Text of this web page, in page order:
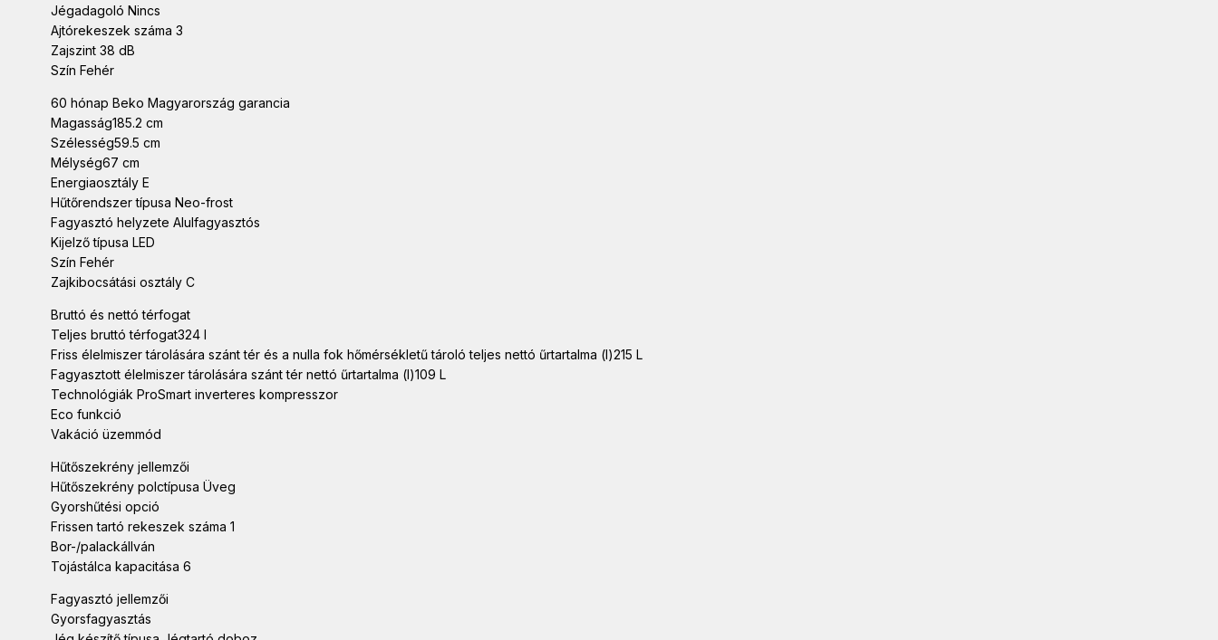
Jégadagoló Nincs
Ajtórekeszek száma 3
Zajszint 38 dB
Szín Fehér
60 hónap Beko Magyarország garancia
Magasság185.2 cm
Szélesség59.5 cm
Mélység67 cm
Energiaosztály E
Hűtőrendszer típusa Neo-frost
Fagyasztó helyzete Alulfagyasztós
Kijelző típusa LED
Szín Fehér
Zajkibocsátási osztály C
Bruttó és nettó térfogat
Teljes bruttó térfogat324 l
Friss élelmiszer tárolására szánt tér és a nulla fok hőmérsékletű tároló teljes nettó űrtartalma (l)215 L
Fagyasztott élelmiszer tárolására szánt tér nettó űrtartalma (l)109 L
Technológiák ProSmart inverteres kompresszor
Eco funkció
Vakáció üzemmód
Hűtőszekrény jellemzői
Hűtőszekrény polctípusa Üveg
Gyorshűtési opció
Frissen tartó rekeszek száma 1
Bor-/palackállván
Tojástálca kapacitása 6
Fagyasztó jellemzői
Gyorsfagyasztás